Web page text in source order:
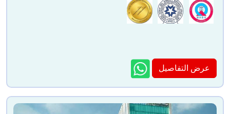
عرض التفاصيل